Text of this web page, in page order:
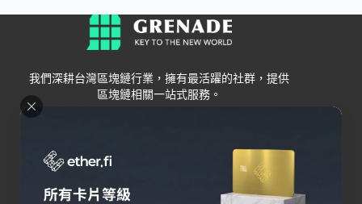
我們深耕台灣區塊鏈行業，擁有最活躍的社群，提供
區塊鏈相關一站式服務。
Grenade
關於我們
交易所